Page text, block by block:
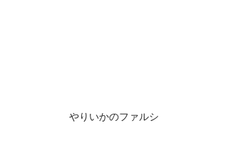
やりいかのファルシ